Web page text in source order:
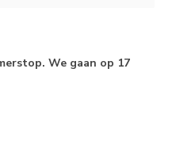
We gaan op 17